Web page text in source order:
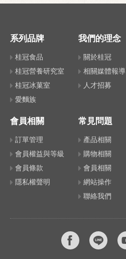
系列品牌
桂冠食品
桂冠營養研究室
桂冠冰菓室
愛麵族
我們的理念
關於桂冠
相關媒體報導
人才招募
會員相關
訂單管理
會員權益與等級
會員條款
隱私權聲明
常見問題
產品相關
購物相關
會員相關
網站操作
聯絡我們